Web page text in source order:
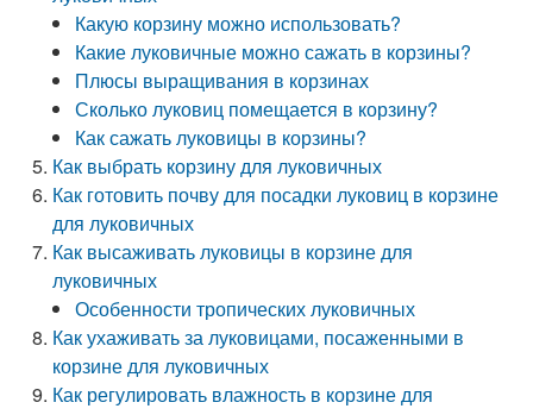
Какую корзину можно использовать?
Какие луковичные можно сажать в корзины?
Плюсы выращивания в корзинах
Сколько луковиц помещается в корзину?
Как сажать луковицы в корзины?
Как выбрать корзину для луковичных
Как готовить почву для посадки луковиц в корзине
для луковичных
Как высаживать луковицы в корзине для
луковичных
Особенности тропических луковичных
Как ухаживать за луковицами, посаженными в
корзине для луковичных
Как регулировать влажность в корзине для